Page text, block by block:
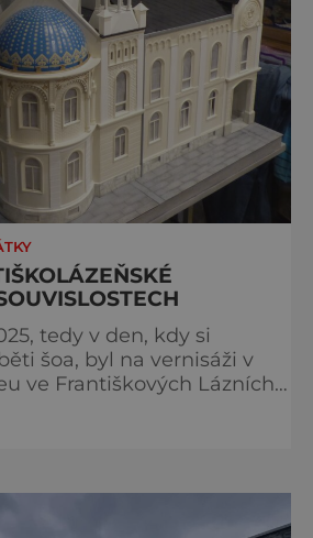
tedy v den, kdy si
šoa, byl na vernisáži v
ve Františkových Lázních
Do lázeňského
spojené s touto významnou